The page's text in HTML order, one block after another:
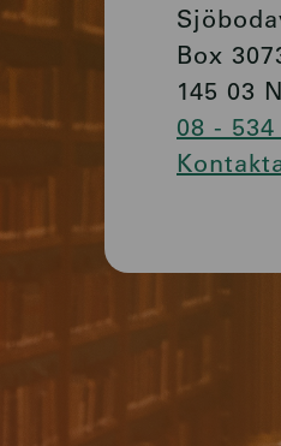
Box
145 03
08 - 534